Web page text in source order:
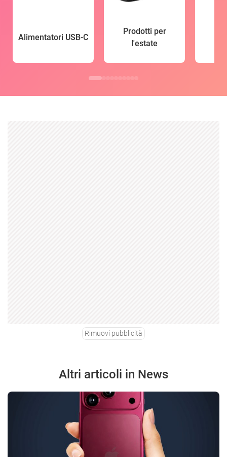
Alimentatori USB-C
Prodotti per
l'estate
Rimuovi pubblicità
Altri articoli in News